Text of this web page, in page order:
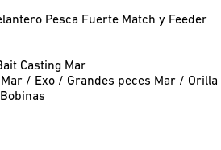
Pesca Fuerte Match y Feeder
Casting Mar
Mar / Exo / Grandes peces Mar / Orilla
Bobinas